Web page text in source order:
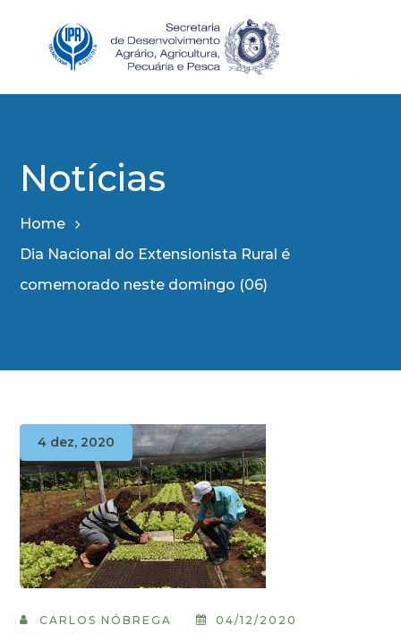
Notícias
Home
Dia Nacional do Extensionista Rural é
comemorado neste domingo (06)
4 dez, 2020
CARLOS NÓBREGA
04/12/2020